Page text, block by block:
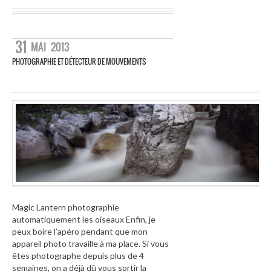
31 MAI 2013
PHOTOGRAPHIE ET DÉTECTEUR DE MOUVEMENTS
Magic Lantern photographie
automatiquement les oiseaux Enfin, je
peux boire l’apéro pendant que mon
appareil photo travaille à ma place. Si vous
êtes photographe depuis plus de 4
semaines, on a déjà dû vous sortir la